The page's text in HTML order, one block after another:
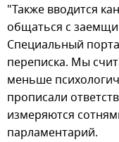
"Также вводится
общаться с
Специальный
переписка. Мы
меньше
прописали
измеряются
парламентарий.